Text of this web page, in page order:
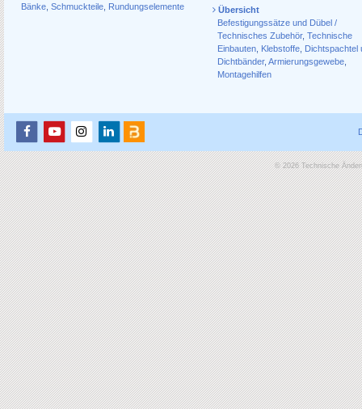
Bänke Schmuckteile Rundungselemente
Übersicht
Befestigungssätze und Dübel /
Technisches Zubehör, Technische
Einbauten, Klebstoffe, Dichtspachtel
Dichtbänder, Armierungsgewebe,
Montagehilfen
© 2026 Technische